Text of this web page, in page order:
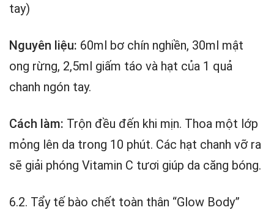
tay)
Nguyên liệu: 60ml bơ chín nghiền, 30ml mật
ong rừng, 2,5ml giấm táo và hạt của 1 quả
chanh ngón tay.
Cách làm: Trộn đều đến khi mịn. Thoa một lớp
mỏng lên da trong 10 phút. Các hạt chanh vỡ ra
sẽ giải phóng Vitamin C tươi giúp da căng bóng.
6.2. Tẩy tế bào chết toàn thân “Glow Body”